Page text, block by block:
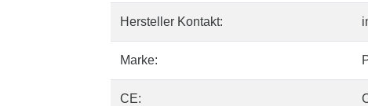
Hersteller Kontakt:
Marke:
CE: